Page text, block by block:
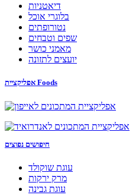
דיאטניות
בלוגרי אוכל
נטורופתים
שפים וטבחים
מאמני כושר
יועצים לתזונה
אפליקציית Foods
חיפושים נפוצים
עוגת שוקולד
מרק ירקות
עוגת גבינה